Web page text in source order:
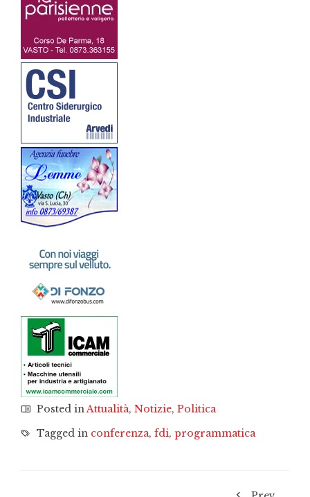
Posted inAttualità, Notizie, Politica
Tagged in conferenza, fdi, programmatica